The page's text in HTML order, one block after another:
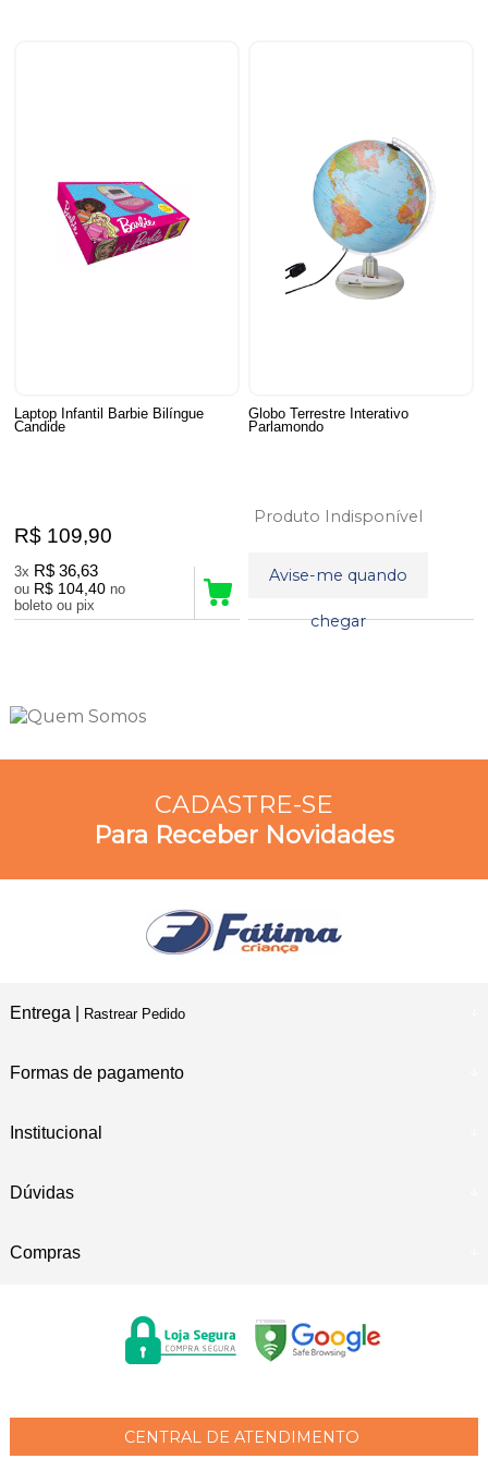
Laptop Infantil Barbie Bilíngue
Candide
R$ 109,90
3x R$ 36,63
ou R$ 104,40 no
boleto ou pix
Globo Terrestre Interativo
Parlamondo
Produto Indisponível
Avise-me quando
chegar
CADASTRE-SE
Para Receber Novidades
Entrega | Rastrear Pedido
Formas de pagamento
Institucional
Dúvidas
Compras
CENTRAL DE ATENDIMENTO